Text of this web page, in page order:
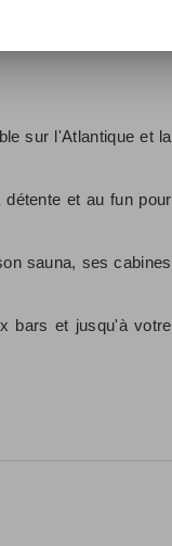
sur l'Atlantique et la
et au fun pour
sauna, ses cabines
bars et jusqu'à votre